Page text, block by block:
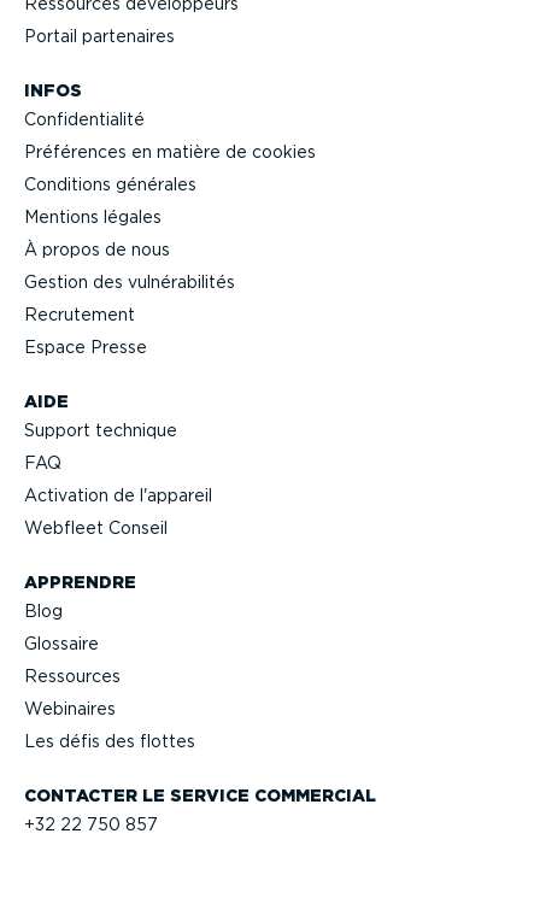
CONTACTER LE SERVICE COMMERCIAL
+32 22 750 857
AIDE
Support technique
FAQ
Activation de l'appareil
Webfleet Conseil
APPRENDRE
Blog
Glossaire
Ressources
Webinaires
Les défis des flottes
Portail partenaires
INFOS
Confi­den­tialité
Préférences en matière de cookies
Conditions générales
Mentions légales
À propos de nous
Gestion des vulné­ra­bi­lités
Recrutement
Espace Presse